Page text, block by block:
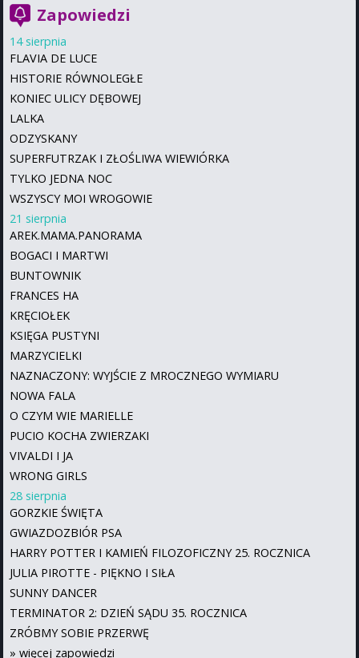
Zapowiedzi
14 sierpnia
FLAVIA DE LUCE
HISTORIE RÓWNOLEGŁE
KONIEC ULICY DĘBOWEJ
LALKA
ODZYSKANY
SUPERFUTRZAK I ZŁOŚLIWA WIEWIÓRKA
TYLKO JEDNA NOC
WSZYSCY MOI WROGOWIE
21 sierpnia
AREK.MAMA.PANORAMA
BOGACI I MARTWI
BUNTOWNIK
FRANCES HA
KRĘCIOŁEK
KSIĘGA PUSTYNI
MARZYCIELKI
NAZNACZONY: WYJŚCIE Z MROCZNEGO WYMIARU
NOWA FALA
O CZYM WIE MARIELLE
PUCIO KOCHA ZWIERZAKI
VIVALDI I JA
WRONG GIRLS
28 sierpnia
GORZKIE ŚWIĘTA
GWIAZDOZBIÓR PSA
HARRY POTTER I KAMIEŃ FILOZOFICZNY 25. ROCZNICA
JULIA PIROTTE - PIĘKNO I SIŁA
SUNNY DANCER
TERMINATOR 2: DZIEŃ SĄDU 35. ROCZNICA
ZRÓBMY SOBIE PRZERWĘ
» więcej zapowiedzi